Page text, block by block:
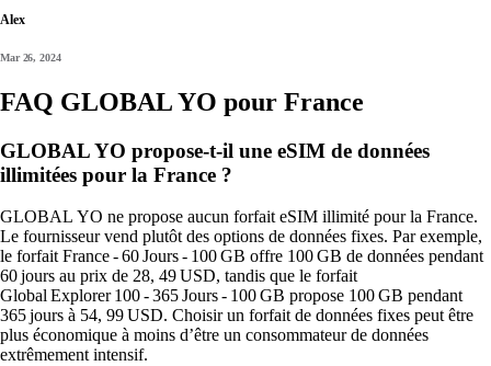
Alex
Mar 26, 2024
FAQ GLOBAL YO pour France
GLOBAL YO propose-t-il une eSIM de données
illimitées pour la France ?
GLOBAL YO ne propose aucun forfait eSIM illimité pour la France.
Le fournisseur vend plutôt des options de données fixes. Par exemple,
le forfait France ‑ 60 Jours ‑ 100 GB offre 100 GB de données pendant
60 jours au prix de 28, 49 USD, tandis que le forfait
Global Explorer 100 ‑ 365 Jours ‑ 100 GB propose 100 GB pendant
365 jours à 54, 99 USD. Choisir un forfait de données fixes peut être
plus économique à moins d’être un consommateur de données
extrêmement intensif.